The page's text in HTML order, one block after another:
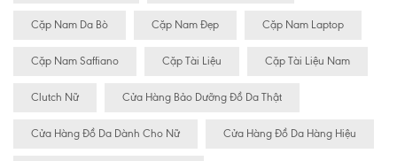
Cặp Nam Da Bò Cặp Nam Đẹp Cặp Nam Laptop
Cặp Nam Saffiano Cặp Tài Liệu Cặp Tài Liệu Nam
Clutch Nữ Cửa Hàng Bảo Dưỡng Đồ Da Thật
Cửa Hàng Đồ Da Dành Cho Nữ Cửa Hàng Đồ Da Hàng Hiệu